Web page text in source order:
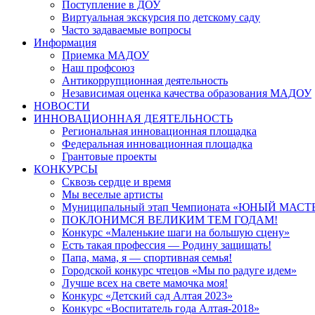
Поступление в ДОУ
Виртуальная экскурсия по детскому саду
Часто задаваемые вопросы
Информация
Приемка МАДОУ
Наш профсоюз
Антикоррупционная деятельность
Независимая оценка качества образования МАДОУ
НОВОСТИ
ИННОВАЦИОННАЯ ДЕЯТЕЛЬНОСТЬ
Региональная инновационная площадка
Федеральная инновационная площадка
Грантовые проекты
КОНКУРСЫ
Сквозь сердце и время
Мы веселые артисты
Муниципальный этап Чемпионата «ЮНЫЙ
ПОКЛОНИМСЯ ВЕЛИКИМ ТЕМ ГОДАМ!
Конкурс «Маленькие шаги на большую сцену»
Есть такая профессия — Родину защищать!
Папа, мама, я — спортивная семья!
Городской конкурс чтецов «Мы по радуге идем»
Лучше всех на свете мамочка моя!
Конкурс «Детский сад Алтая 2023»
Конкурс «Воспитатель года Алтая-2018»